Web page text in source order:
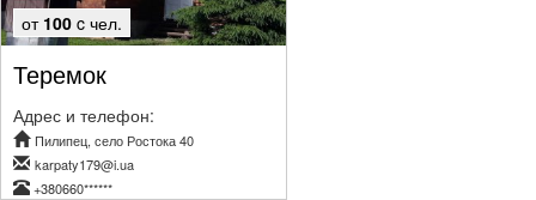
от 100 c чел.
Теремок
Адрес и телефон:
Пилипец, село Ростока 40
karpaty179@i.ua
+380660******